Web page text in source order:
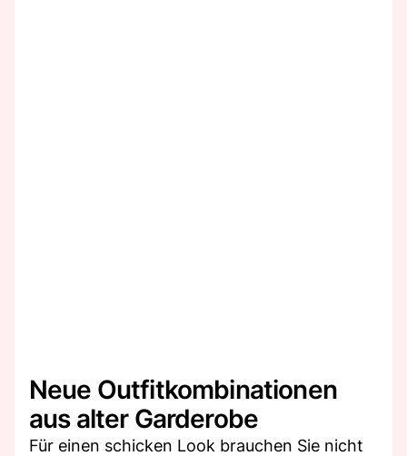
Neue Outfitkombinationen
aus alter Garderobe
Für einen schicken Look brauchen Sie nicht